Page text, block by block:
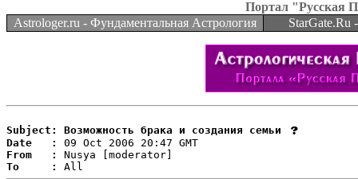
Портал "Русская
Astrologer.ru - Фундаментальная Астрология
StarGate.Ru
Subject: Возможность брака и создания семьи
Date   :
From   :
To     :